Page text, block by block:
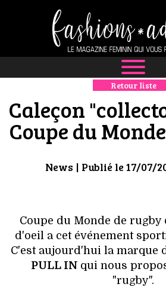
NEWS
MODE
BOUTIQUE
CULTURE
HIGH
Retour liste
Caleçon
Coupe du
News | Publié le 17/07/
Coupe du Monde de rugby
d'oeil a cet événement
C'est aujourd'hui la marque
PULL IN qui nous
"rugby".